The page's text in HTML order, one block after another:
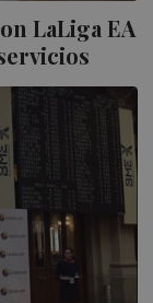
LaLiga EA